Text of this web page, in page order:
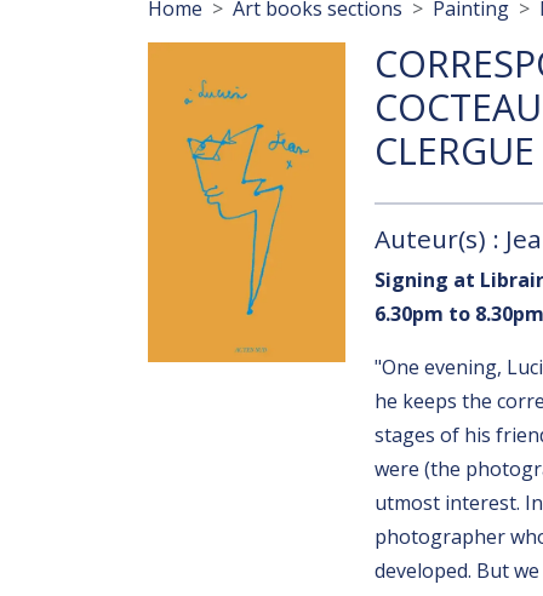
Breadcrumb
Home Art books sections Painting
CLERGUE
Auteur(s) :
Signing at
6.30pm to 8.30pm
"One evening,
he keeps the
stages of his
were (the
utmost interest.
photographer
developed. But